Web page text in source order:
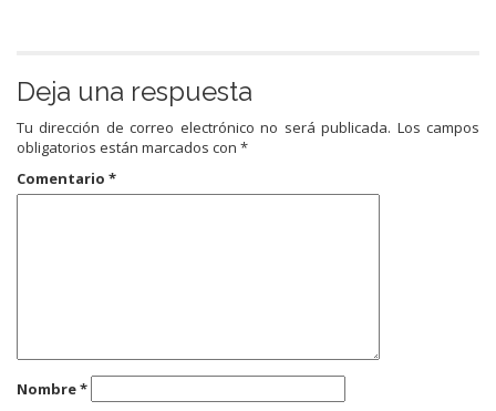
Deja una respuesta
Tu dirección de correo electrónico no será publicada. Los campos
obligatorios están marcados con *
Comentario *
Nombre*